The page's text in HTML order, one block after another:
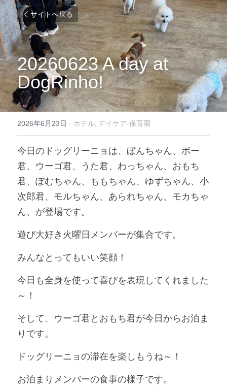
サイトへ戻る
20260623 A day at
DogRinho!
2026年6月23日 · ホテル, デイケア-保育園
今日のドッグリーニョは、ぼんちゃん、ボー
君、ウーゴ君、うた君、わっちゃん、おもち
君、ぽむちゃん、ももちゃん、ゆずちゃん、小
次郎君、モルちゃん、あられちゃん、モカちゃ
ん、が登場です。
遊び大好き火曜日メンバーが集合です。
みんなとってもいい笑顔！
今日も全身を使って喜びを表現してくれました
～！
そして、ウーゴ君とおもち君が今日からお泊ま
りです。
ドッグリーニョの滞在を楽しもうね～！
お泊まりメンバーの食事の様子です。